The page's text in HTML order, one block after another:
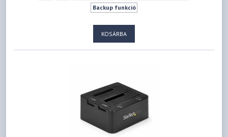
Backup funkció
KOSÁRBA